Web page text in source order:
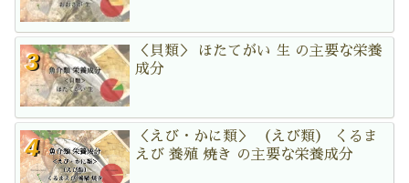
＜貝類＞ ほたてがい 生 の主要な栄養
成分
＜えび・かに類＞ （えび類） くるま
えび 養殖 焼き の主要な栄養成分